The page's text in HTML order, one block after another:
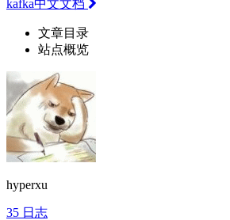
kafka中文文档
文章目录
站点概览
hyperxu
35 日志